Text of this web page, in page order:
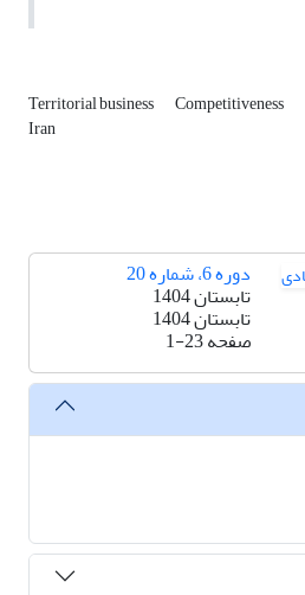
Territorial business Competitiveness
Iran
دوره 6، شماره 20
تابستان 1404
تابستان 1404
صفحه1-23